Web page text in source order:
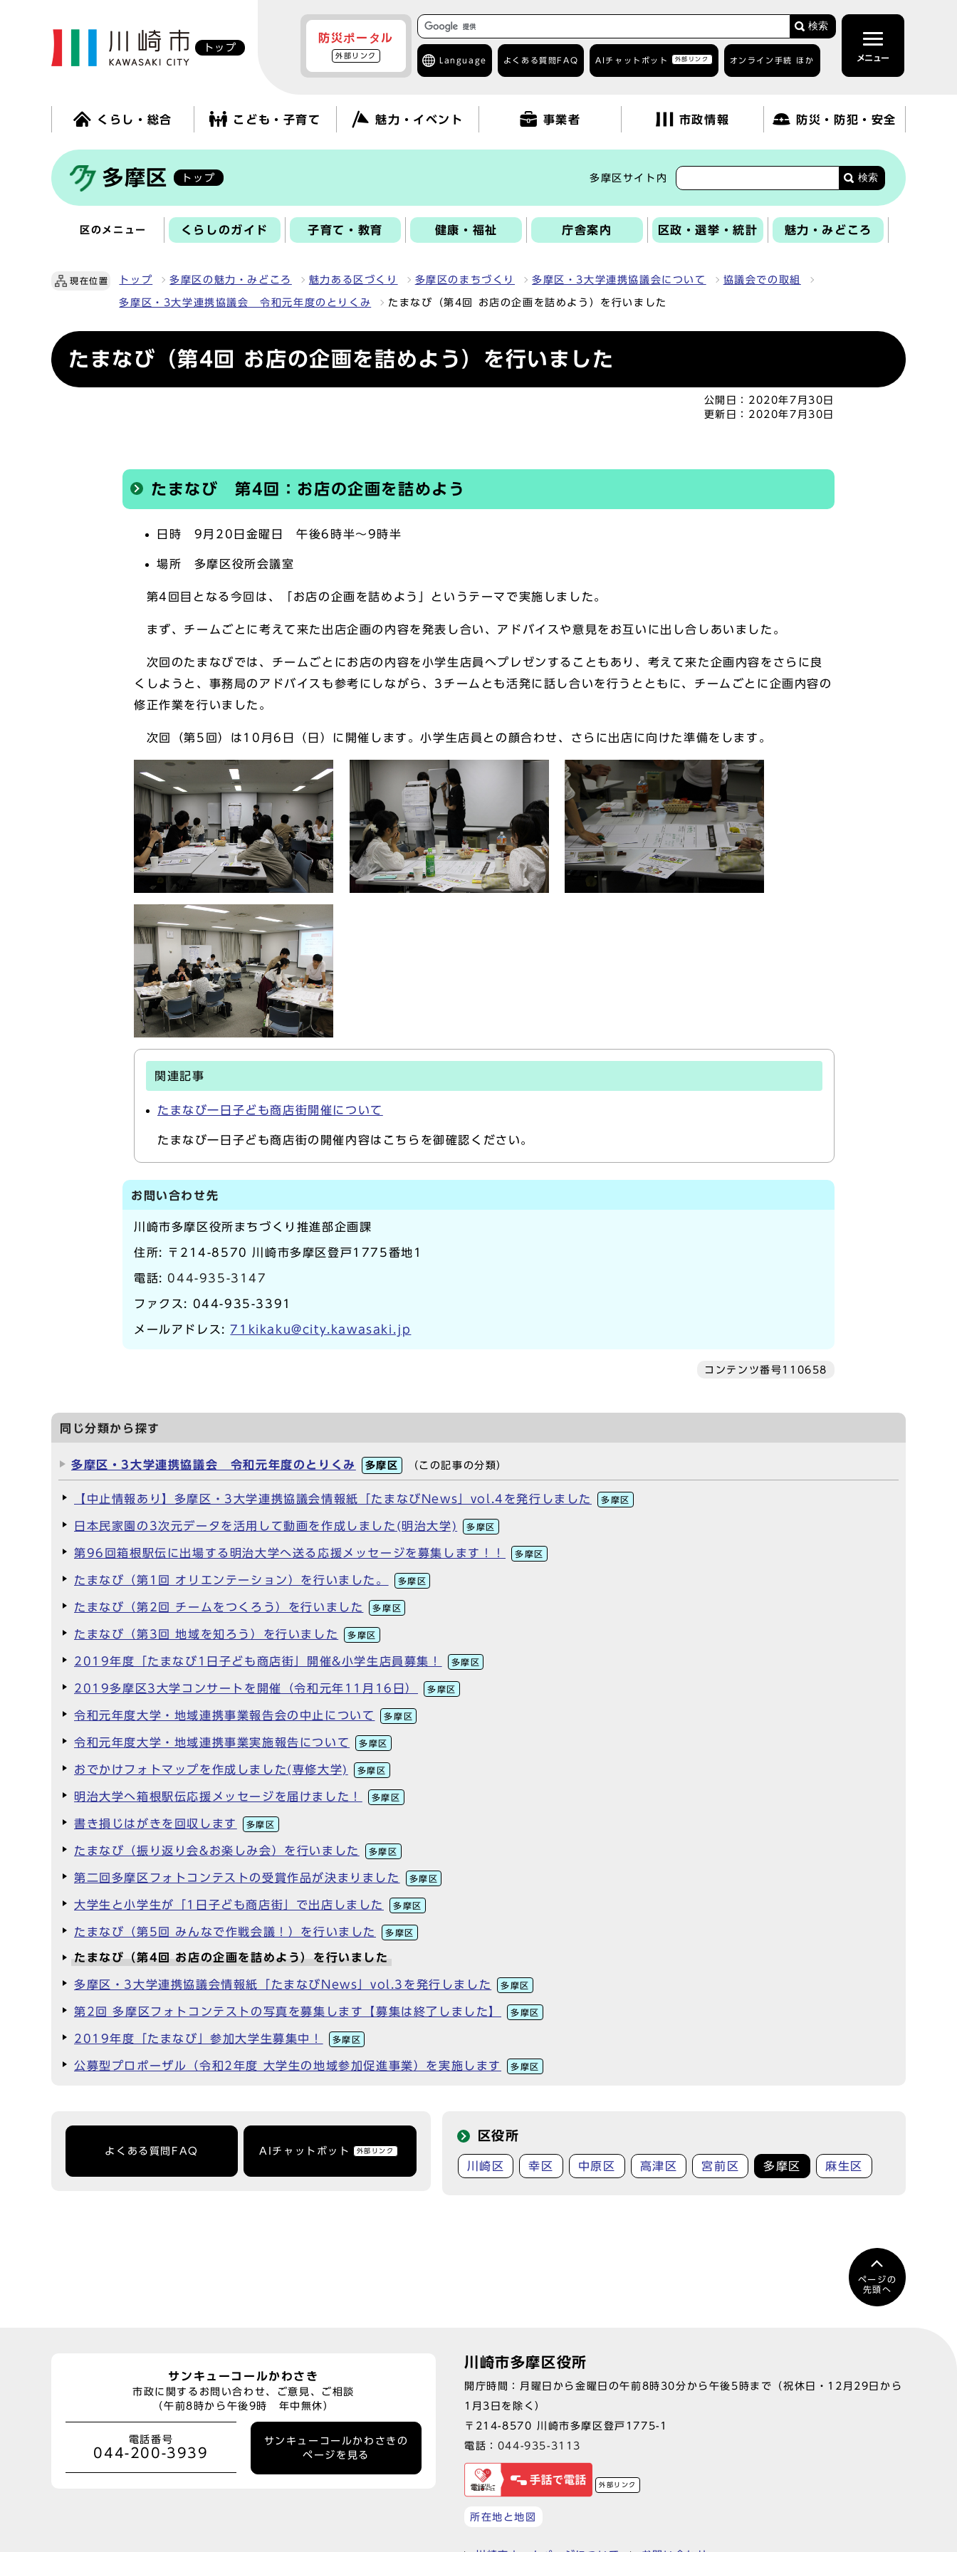
トップ
防災ポータル
外部リンク
検索
Language よくある質問 FAQ AIチャットボット 外部リンク オンライン手続 ほか メニュー
くらし・総合 こども・子育て 魅力・イベント 事業者 市政情報 防災・防犯・安全
多摩区 トップ 多摩区サイト内 検索
区のメニュー くらしのガイド 子育て・教育 健康・福祉 庁舎案内 区政・選挙・統計 魅力・みどころ
現在位置 トップ 多摩区の魅力・みどころ 魅力ある区づくり 多摩区のまちづくり 多摩区・3大学連携協議会について 協議会での取組
多摩区・3大学連携協議会 令和元年度のとりくみ たまなび（第4回 お店の企画を詰めよう）を行いました
たまなび（第4回 お店の企画を詰めよう）を行いました
公開日： 2020年7月30日
更新日： 2020年7月30日
たまなび 第4回：お店の企画を詰めよう
日時 9月20日金曜日 午後6時半～9時半
場所 多摩区役所会議室
第4回目となる今回は、「お店の企画を詰めよう」というテーマで実施しました。
まず、チームごとに考えて来た出店企画の内容を発表し合い、アドバイスや意見をお互いに出し合しあいました。
次回のたまなびでは、チームごとにお店の内容を小学生店員へプレゼンすることもあり、考えて来た企画内容をさらに良
くしようと、事務局のアドバイスも参考にしながら、3チームとも活発に話し合いを行うとともに、チームごとに企画内容の
修正作業を行いました。
次回（第5回）は10月6日（日）に開催します。小学生店員との顔合わせ、さらに出店に向けた準備をします。
関連記事
たまなび一日子ども商店街開催について
たまなび一日子ども商店街の開催内容はこちらを御確認ください。
お問い合わせ先
川崎市多摩区役所まちづくり推進部企画課
住所: 〒214-8570 川崎市多摩区登戸1775番地1
電話: 044-935-3147
ファクス: 044-935-3391
メールアドレス:71kikaku@city.kawasaki.jp
コンテンツ番号110658
同じ分類から探す
多摩区・3大学連携協議会 令和元年度のとりくみ 多摩区 （この記事の分類）
【中止情報あり】多摩区・3大学連携協議会情報紙「たまなびNews」vol.4を発行しました 多摩区
日本民家園の3次元データを活用して動画を作成しました(明治大学) 多摩区
第96回箱根駅伝に出場する明治大学へ送る応援メッセージを募集します！！ 多摩区
たまなび（第1回 オリエンテーション）を行いました。 多摩区
たまなび（第2回 チームをつくろう）を行いました 多摩区
たまなび（第3回 地域を知ろう）を行いました 多摩区
2019年度「たまなび1日子ども商店街」開催&小学生店員募集！ 多摩区
2019多摩区3大学コンサートを開催（令和元年11月16日） 多摩区
令和元年度大学・地域連携事業報告会の中止について 多摩区
令和元年度大学・地域連携事業実施報告について 多摩区
おでかけフォトマップを作成しました(専修大学) 多摩区
明治大学へ箱根駅伝応援メッセージを届けました！ 多摩区
書き損じはがきを回収します 多摩区
たまなび（振り返り会&お楽しみ会）を行いました 多摩区
第二回多摩区フォトコンテストの受賞作品が決まりました 多摩区
大学生と小学生が「1日子ども商店街」で出店しました 多摩区
たまなび（第5回 みんなで作戦会議！）を行いました 多摩区
たまなび（第4回 お店の企画を詰めよう）を行いました
多摩区・3大学連携協議会情報紙「たまなびNews」vol.3を発行しました 多摩区
第2回 多摩区フォトコンテストの写真を募集します【募集は終了しました】 多摩区
2019年度「たまなび」参加大学生募集中！ 多摩区
公募型プロポーザル（令和2年度 大学生の地域参加促進事業）を実施します 多摩区
よくある質問FAQ AIチャットボット 外部リンク
区役所
川崎区 幸区 中原区 高津区 宮前区 多摩区 麻生区
ページの
先頭へ
サンキューコールかわさき
市政に関するお問い合わせ、ご意見、ご相談
（午前8時から午後9時 年中無休）
電話番号
044-200-3939
サンキューコールかわさきの
ページを見る
川崎市多摩区役所
開庁時間：月曜日から金曜日の午前8時30分から午後5時まで（祝休日・12月29日から
1月3日を除く）
〒214-8570 川崎市多摩区登戸1775-1
電話： 044-935-3113
外部リンク
所在地と地図